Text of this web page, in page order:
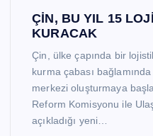
ÇİN, BU YIL 15
KURACAK
Çin, ülke çapında bir
kurma çabası
merkezi oluşturmaya
Reform Komisyonu ile
açıkladığı yeni…